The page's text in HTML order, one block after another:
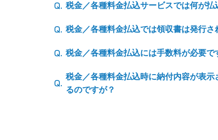
税金／各種料金払込サービスでは何が払
税金／各種料金払込では領収書は発行さ
税金／各種料金払込には手数料が必要で
税金／各種料金払込時に納付内容が表
るのですが？